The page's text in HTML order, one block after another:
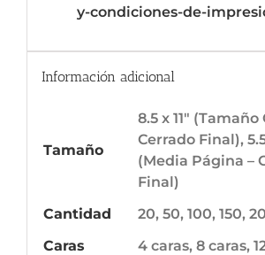
y-condiciones-de-
Información adicional
Tamaño
8.5 x 11" (Tamaño
Cerrado Final),
(Media Página –
Final)
Cantidad
20, 50, 100, 150,
Caras
4 caras, 8 caras,